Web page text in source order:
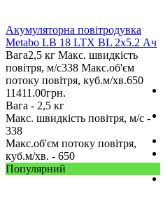
Акумуляторна повітродувка
Metabo LB 18 LTX BL 2x5.2 Ач
Вага2,5 кг Макс. швидкість
повітря, м/с338 Макс.об'єм
потоку повітря, куб.м/хв.650
11411.00грн.
Вага - 2,5 кг
Макс. швидкість повітря, м/с -
338
Макс.об'єм потоку повітря,
куб.м/хв. - 650
Популярний